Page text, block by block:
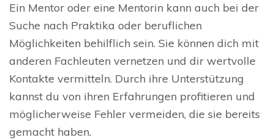
Ein Mentor oder eine Mentorin kann auch bei der
Suche nach Praktika oder beruflichen
Möglichkeiten behilflich sein. Sie können dich mit
anderen Fachleuten vernetzen und dir wertvolle
Kontakte vermitteln. Durch ihre Unterstützung
kannst du von ihren Erfahrungen profitieren und
möglicherweise Fehler vermeiden, die sie bereits
gemacht haben.